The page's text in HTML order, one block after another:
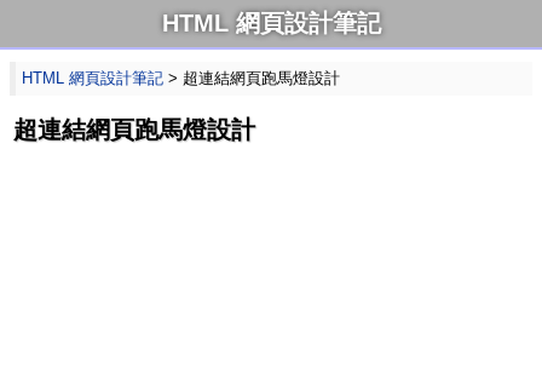
HTML 網頁設計筆記
HTML 網頁設計筆記 > 超連結網頁跑馬燈設計
超連結網頁跑馬燈設計